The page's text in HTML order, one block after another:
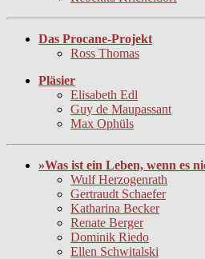
Das Procane-Projekt
Ross Thomas
Pläsier
Elisabeth Edl
Guy de Maupassant
Max Ophüls
»Was ist ein Leben, wenn es
Wulf Herzogenrath
Gertraudt Schaefer
Katharina Becker
Renate Berger
Dominik Riedo
Ellen Schwitalski